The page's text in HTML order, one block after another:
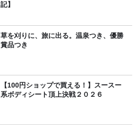
記】
草を刈りに、旅に出る。温泉つき、優勝
賞品つき
【100円ショップで買える！】スースー
系ボディシート頂上決戦２０２６